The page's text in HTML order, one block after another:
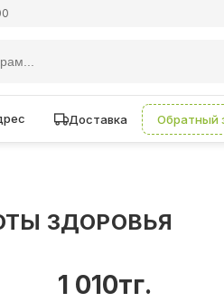
Доставка Обратный
ЗДОРОВЬЯ
1 010тг.